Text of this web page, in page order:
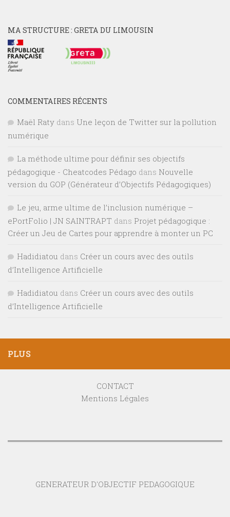
MA STRUCTURE : GRETA DU LIMOUSIN
COMMENTAIRES RÉCENTS
Maël Raty dans Une leçon de Twitter sur la pollution
numérique
La méthode ultime pour définir ses objectifs
pédagogique - Cheatcodes Pédago dans Nouvelle
version du GOP (Générateur d’Objectifs Pédagogiques)
Le jeu, arme ultime de l’inclusion numérique –
ePortFolio | JN SAINTRAPT dans Projet pédagogique :
Créer un Jeu de Cartes pour apprendre à monter un PC
Hadidiatou dans Créer un cours avec des outils
d’Intelligence Artificielle
Hadidiatou dans Créer un cours avec des outils
d’Intelligence Artificielle
PLUS
CONTACT
Mentions Légales
GENERATEUR D'OBJECTIF PEDAGOGIQUE